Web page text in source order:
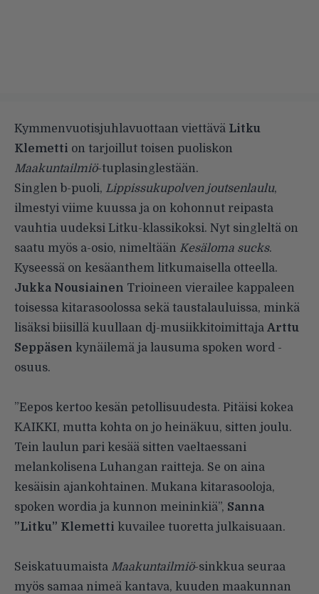
Kymmenvuotisjuhlavuottaan viettävä Litku
Klemetti on tarjoillut toisen puoliskon
Maakuntailmiö-tuplasinglestään.
Singlen b-puoli, Lippissukupolven joutsenlaulu,
ilmestyi viime kuussa ja on kohonnut reipasta
vauhtia uudeksi Litku-klassikoksi. Nyt singleltä on
saatu myös a-osio, nimeltään Kesäloma sucks.
Kyseessä on kesäanthem litkumaisella otteella.
Jukka Nousiainen Trioineen vierailee kappaleen
toisessa kitarasoolossa sekä taustalauluissa, minkä
lisäksi biisillä kuullaan dj-musiikkitoimittaja Arttu
Seppäsen kynäilemä ja lausuma spoken word -
osuus.
”Eepos kertoo kesän petollisuudesta. Pitäisi kokea
KAIKKI, mutta kohta on jo heinäkuu, sitten joulu.
Tein laulun pari kesää sitten vaeltaessani
melankolisena Luhangan raitteja. Se on aina
kesäisin ajankohtainen. Mukana kitarasooloja,
spoken wordia ja kunnon meininkiä”, Sanna
”Litku” Klemetti kuvailee tuoretta julkaisuaan.
Seiskatuumaista Maakuntailmiö-sinkkua seuraa
myös samaa nimeä kantava, kuuden maakunnan